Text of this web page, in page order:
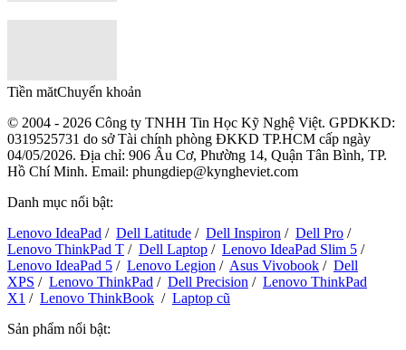
Tiền mătChuyển khoản
© 2004 - 2026 Công ty TNHH Tin Học Kỹ Nghệ Việt. GPDKKD:
0319525731 do sở Tài chính phòng ĐKKD TP.HCM cấp ngày
04/05/2026. Địa chỉ: 906 Âu Cơ, Phường 14, Quận Tân Bình, TP.
Hồ Chí Minh. Email: phungdiep@kyngheviet.com
Danh mục nổi bật:
Lenovo IdeaPad / Dell Latitude / Dell Inspiron / Dell Pro /
Lenovo ThinkPad T / Dell Laptop / Lenovo IdeaPad Slim 5 /
Lenovo IdeaPad 5 / Lenovo Legion / Asus Vivobook / Dell
XPS / Lenovo ThinkPad / Dell Precision / Lenovo ThinkPad
X1 / Lenovo ThinkBook / Laptop cũ
Sản phẩm nổi bật: